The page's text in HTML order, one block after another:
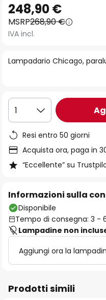
all'inizio
della
galleria
immagini
Lampadario Chicago,
248,90 €
MSRP268,90 €
IVA incl.
1
Resi entro 50 giorni
Acquista ora, paga in
“Eccellente” su
Informazioni sulla
Disponibile
Tempo di consegna: 3 -
Lampadine non
Aggiungi ora la
Prodotti simili